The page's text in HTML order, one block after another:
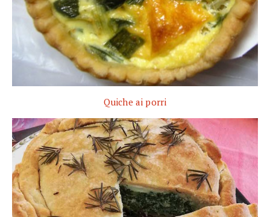
Quiche ai porri